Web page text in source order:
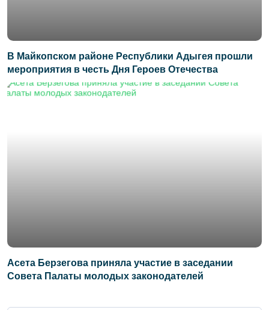
В Майкопском районе Республики Адыгея прошли
мероприятия в честь Дня Героев Отечества
Асета Берзегова приняла участие в заседании
Совета Палаты молодых законодателей